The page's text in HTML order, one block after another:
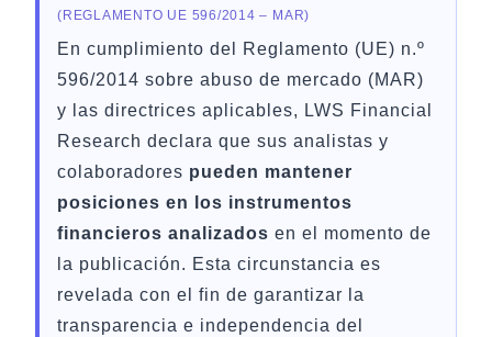
(REGLAMENTO UE 596/2014 – MAR)
En cumplimiento del Reglamento (UE) n.º
596/2014 sobre abuso de mercado (MAR)
y las directrices aplicables, LWS Financial
Research declara que sus analistas y
colaboradores pueden mantener
posiciones en los instrumentos
financieros analizados en el momento de
la publicación. Esta circunstancia es
revelada con el fin de garantizar la
transparencia e independencia del